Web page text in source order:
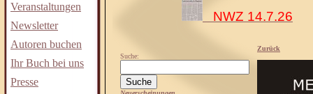
Veranstaltungen
Newsletter
Autoren buchen
Ihr Buch bei uns
Presse
NWZ 14.7.26
Suche:
Zurück